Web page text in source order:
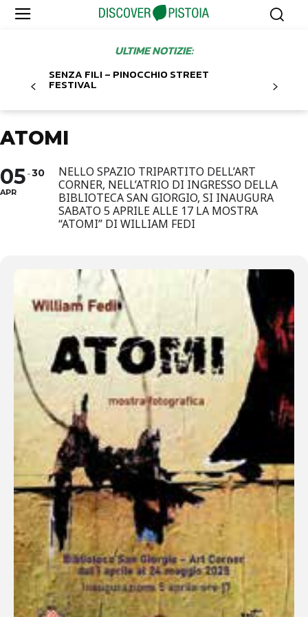
ULTIME NOTIZIE:
SENZA FILI – PINOCCHIO STREET
FESTIVAL
ATOMI
05
APR
30
NELLO SPAZIO TRIPARTITO DELL’ART
CORNER, NELL’ATRIO DI INGRESSO DELLA
BIBLIOTECA SAN GIORGIO, SI INAUGURA
SABATO 5 APRILE ALLE 17 LA MOSTRA
“ATOMI” DI WILLIAM FEDI